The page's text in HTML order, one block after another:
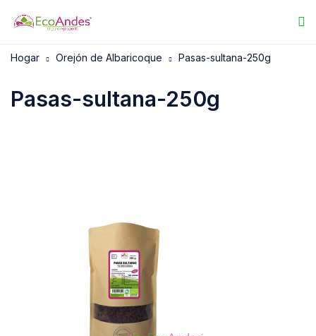
Hogar Orejón de Albaricoque Pasas-sultana-250g
Pasas-sultana-250g